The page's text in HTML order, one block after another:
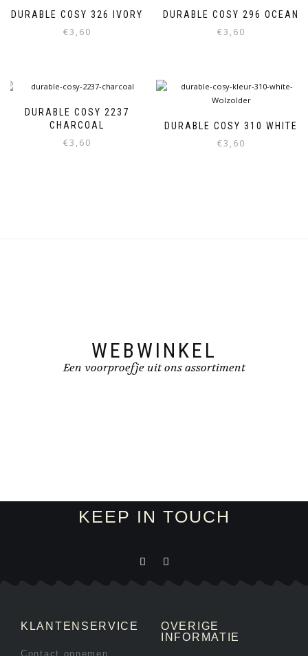
DURABLE COSY 326 IVORY
€3,60
DURABLE COSY 296 OCEAN
€3,60
DURABLE COSY 2237
CHARCOAL
€3,60
DURABLE COSY 310 WHITE
€3,60
WEBWINKEL
Een voorproefje uit ons assortiment
KEEP IN TOUCH
KLANTENSERVICE
Contact opnemen
OVERIGE
INFORMATIE